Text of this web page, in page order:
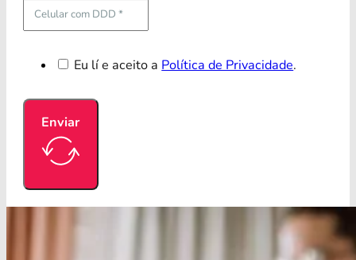
Eu lí e aceito a Política de Privacidade.
Enviar